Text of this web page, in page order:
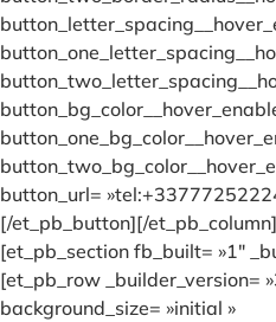
button_url=
[/et_pb_button][/
[et_pb_section fb_built= »1″
[et_pb_row _builder_version=
background_size= »initial »